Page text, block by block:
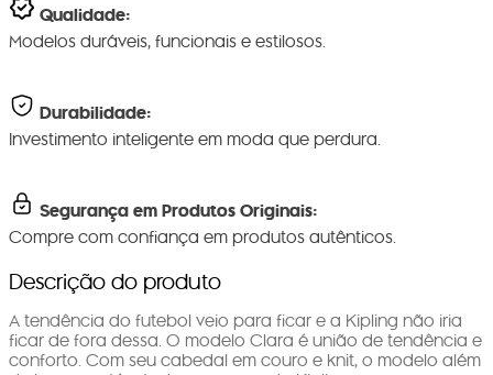
Qualidade:
Modelos duráveis, funcionais e estilosos.
Durabilidade:
Investimento inteligente em moda que perdura.
Segurança em Produtos Originais:
Compre com confiança em produtos autênticos.
Descrição do produto
A tendência do futebol veio para ficar e a Kipling não iria
ficar de fora dessa. O modelo Clara é união de tendência e
conforto. Com seu cabedal em couro e knit, o modelo além